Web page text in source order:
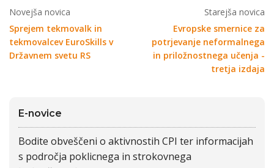
Novejša novica
Sprejem tekmovalk in
tekmovalcev EuroSkills v
Državnem svetu RS
Starejša novica
Evropske smernice za
potrjevanje neformalnega
in priložnostnega učenja -
tretja izdaja
E-novice
Bodite obveščeni o aktivnostih CPI ter informacijah
s področja poklicnega in strokovnega